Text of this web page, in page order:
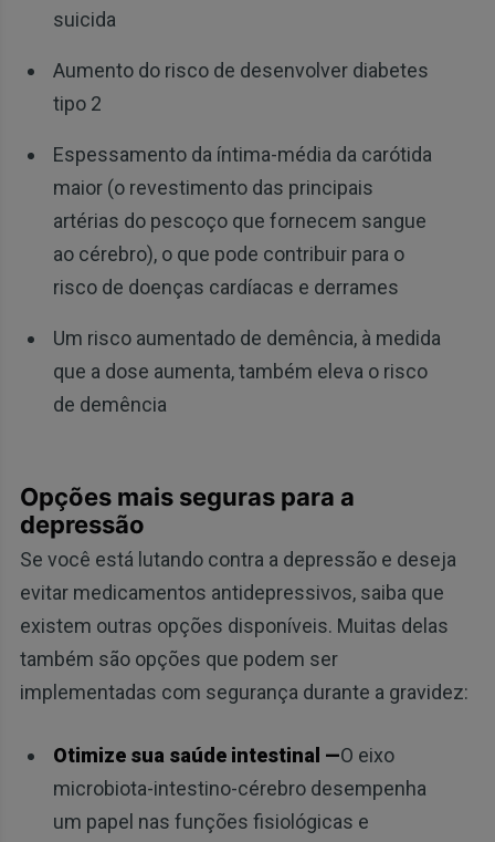
suicida
Aumento do risco de desenvolver diabetes
tipo 2
Espessamento da íntima-média da carótida
maior (o revestimento das principais
artérias do pescoço que fornecem sangue
ao cérebro), o que pode contribuir para o
risco de doenças cardíacas e derrames
Um risco aumentado de demência, à medida
que a dose aumenta, também eleva o risco
de demência
Opções mais seguras para a
depressão
Se você está lutando contra a depressão e deseja
evitar medicamentos antidepressivos, saiba que
existem outras opções disponíveis. Muitas delas
também são opções que podem ser
implementadas com segurança durante a gravidez:
Otimize sua saúde intestinal —O eixo
microbiota-intestino-cérebro desempenha
um papel nas funções fisiológicas e